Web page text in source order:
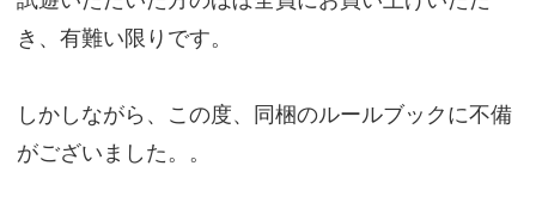
き、有難い限りです。
しかしながら、この度、同梱のルールブックに不備
がございました。。